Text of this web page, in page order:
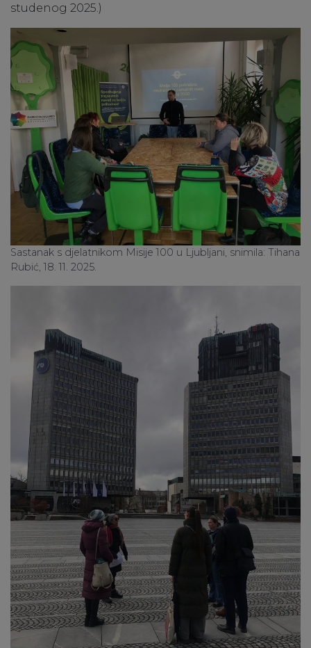
studenog 2025.)
Sastanak s djelatnikom Misije 100 u Ljubljani, snimila: Tihana
Rubić, 18. 11. 2025.